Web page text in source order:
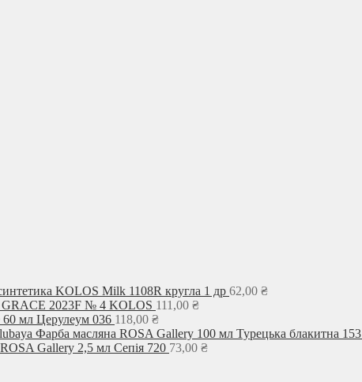
KOLOS Milk 1108R кругла 1 др 62,00 ₴
GRACE 2023F № 4 KOLOS 111,00 ₴
60 мл Церулеум 036 118,00 ₴
Фарба масляна ROSA Gallery 100 мл Турецька блакитна 153
Gallery 2,5 мл Сепія 720 73,00 ₴